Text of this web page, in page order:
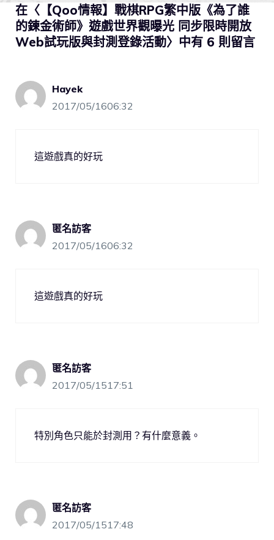
在〈【Qoo情報】戰棋RPG繁中版《為了誰
的鍊金術師》遊戲世界觀曝光 同步限時開放
Web試玩版與封測登錄活動〉中有 6 則留言
Hayek
2017/05/1606:32
這遊戲真的好玩
匿名訪客
2017/05/1606:32
這遊戲真的好玩
匿名訪客
2017/05/1517:51
特別角色只能於封測用？有什麼意義。
匿名訪客
2017/05/1517:48